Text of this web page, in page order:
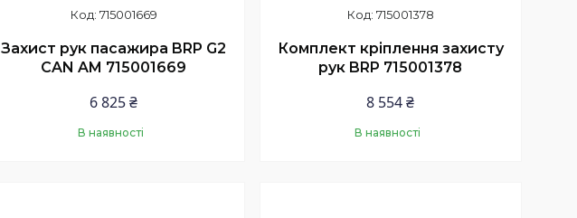
715001669
Захист рук пасажира BRP G2
CAN AM 715001669
6 825 ₴
В наявності
715001378
Комплект кріплення захисту
рук BRP 715001378
8 554 ₴
В наявності